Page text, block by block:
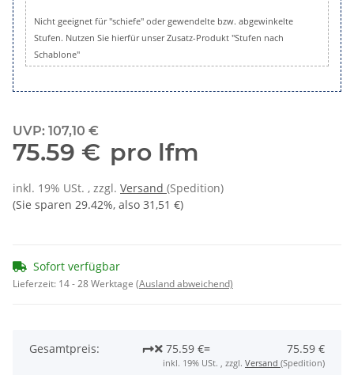
Zusätzlich: Gesamte rechtwinklige Stufe in Breite und
Nicht geeignet für "schiefe" oder gewendelte bzw. abgewinkelte
Stufen. Nutzen Sie hierfür unser Zusatz-Produkt "Stufen nach
Schablone"
UVP: 107,10 €
75.59 € pro lfm
inkl. 19% USt. , zzgl. Versand (Spedition)
(Sie sparen 29.42%, also 31,51 €)
Sofort verfügbar
Lieferzeit: 14 - 28 Werktage (Ausland abweichend)
Gesamtpreis: 75.59 €= 75.59 €
inkl. 19% USt. , zzgl. Versand (Spedition)